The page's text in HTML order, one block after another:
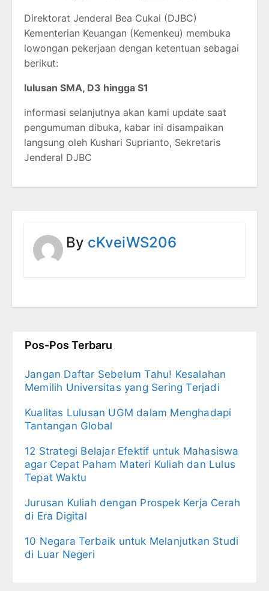
Direktorat Jenderal Bea Cukai (DJBC)
Kementerian Keuangan (Kemenkeu) membuka
lowongan pekerjaan dengan ketentuan sebagai
berikut:
lulusan SMA, D3 hingga S1
informasi selanjutnya akan kami update saat
pengumuman dibuka, kabar ini disampaikan
langsung oleh Kushari Suprianto, Sekretaris
Jenderal DJBC
By cKveiWS206
Pos-Pos Terbaru
Jangan Daftar Sebelum Tahu! Kesalahan
Memilih Universitas yang Sering Terjadi
Kualitas Lulusan UGM dalam Menghadapi
Tantangan Global
12 Strategi Belajar Efektif untuk Mahasiswa
agar Cepat Paham Materi Kuliah dan Lulus
Tepat Waktu
Jurusan Kuliah dengan Prospek Kerja Cerah
di Era Digital
10 Negara Terbaik untuk Melanjutkan Studi
di Luar Negeri